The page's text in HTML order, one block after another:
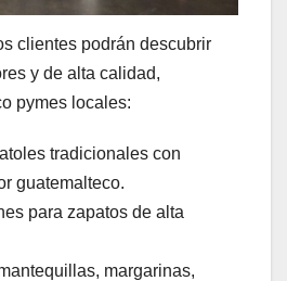
clientes podrán descubrir
y de alta calidad,
pymes locales:
tradicionales con
guatemalteco.
para zapatos de alta
margarinas,